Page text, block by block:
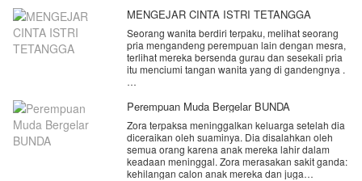
MENGEJAR CINTA ISTRI TETANGGA
Seorang wanita berdiri terpaku, melihat seorang
pria mengandeng perempuan lain dengan mesra,
terlihat mereka bersenda gurau dan sesekali pria
itu menciumi tangan wanita yang di gandengnya .
nanar melihat pasangan yang sepertinya sedang
" Kenapa kalian menghianatiku, tega sekali kalian
melakukan ini padaku " gumam wanita yang
memakai topi dan kacamata hitam itu.
Perempuan Muda Bergelar BUNDA
Zora terpaksa meninggalkan keluarga setelah dia
diceraikan oleh suaminya. Dia disalahkan oleh
semua orang karena anak mereka lahir dalam
keadaan meninggal. Zora merasakan sakit ganda:
kehilangan calon anak mereka dan juga